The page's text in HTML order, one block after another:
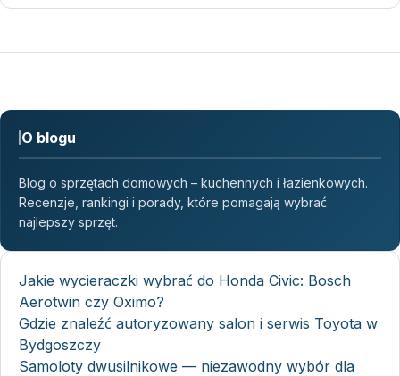
O blogu
Blog o sprzętach domowych – kuchennych i łazienkowych.
Recenzje, rankingi i porady, które pomagają wybrać
najlepszy sprzęt.
Jakie wycieraczki wybrać do Honda Civic: Bosch
Aerotwin czy Oximo?
Gdzie znaleźć autoryzowany salon i serwis Toyota w
Bydgoszczy
Samoloty dwusilnikowe — niezawodny wybór dla